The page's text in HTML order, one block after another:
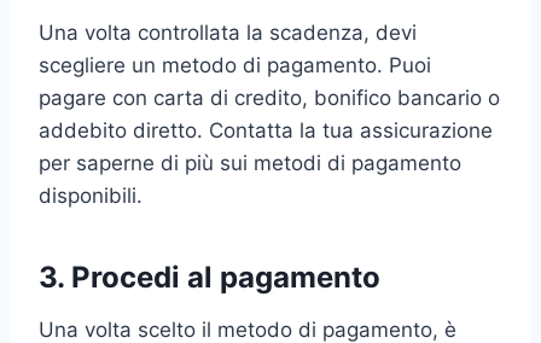
Una volta controllata la scadenza, devi
scegliere un metodo di pagamento. Puoi
pagare con carta di credito, bonifico bancario o
addebito diretto. Contatta la tua assicurazione
per saperne di più sui metodi di pagamento
disponibili.
3. Procedi al pagamento
Una volta scelto il metodo di pagamento, è